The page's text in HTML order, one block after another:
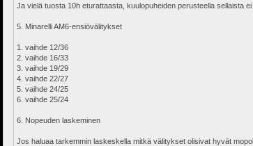
Ja vielä tuosta 10h eturattaasta, kuulopuheiden perusteella sellaista
5. Minarelli AM6-ensiövälitykset
1. vaihde 12/36
2. vaihde 16/33
3. vaihde 19/29
4. vaihde 22/27
5. vaihde 24/25
6. vaihde 25/24
6. Nopeuden laskeminen
Jos haluaa tarkemmin laskeskella mitkä välitykset olisivat hyvät